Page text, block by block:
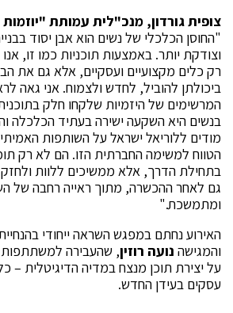
צופית גורדון, מנכ"לית עמותת
"החוסן הכלכלי של נשים הוא אבן יסוד
וצודקת יותר. באמצעות תוכניות כמו זו,
רק כלים מקצועיים ועסקיים, אלא גם את
ביכולתן להוביל, לחדש ולצמוח. אני גאה
המרשימים של היזמיות שלקחו חלק
בנשים היא השקעה ישירה בעתיד הכלכלה
מודים ללוריאל ישראל על השותפות
הטווח למשימה החברתית הזו. הם לא רק
בתחילת הדרך, אלא ממשיכים ללוות
גם לאחר ההכשרה, מתוך ראייה רחבה של
ומתמשכת."
האירוע נחתם במפגש השראה ייחודי
והמגישה נועה רוזין, שהעבירה למשתתפות
על יצירת תוכן מנצח במדיה הדיגיטלית –
עסקים בעידן החדש.